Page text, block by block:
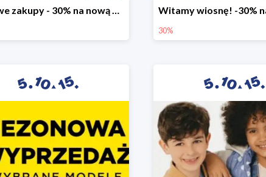
Stylowe zakupy - 30% na nową kolekcję
30%